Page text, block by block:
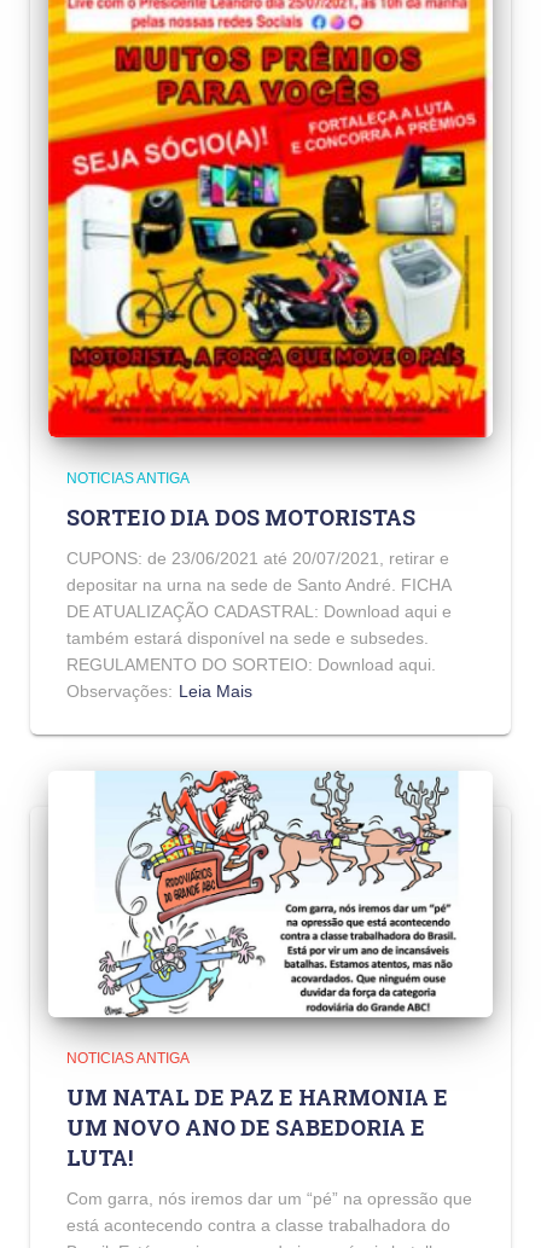
NOTICIAS ANTIGA
SORTEIO DIA DOS MOTORISTAS
CUPONS: de 23/06/2021 até 20/07/2021, retirar e
depositar na urna na sede de Santo André. FICHA
DE ATUALIZAÇÃO CADASTRAL: Download aqui e
também estará disponível na sede e subsedes.
REGULAMENTO DO SORTEIO: Download aqui.
Observações: Leia Mais
NOTICIAS ANTIGA
UM NATAL DE PAZ E HARMONIA E
UM NOVO ANO DE SABEDORIA E
LUTA!
Com garra, nós iremos dar um “pé” na opressão que
está acontecendo contra a classe trabalhadora do